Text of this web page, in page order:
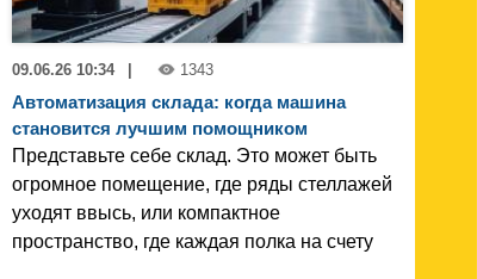
09.06.26 10:34 1343
Автоматизация склада: когда машина
становится лучшим помощником
Представьте себе склад. Это может быть
огромное помещение, где ряды стеллажей
уходят ввысь, или компактное
пространство, где каждая полка на счету